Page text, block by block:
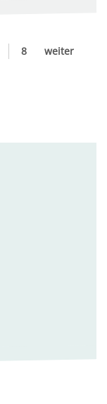
8 weiter